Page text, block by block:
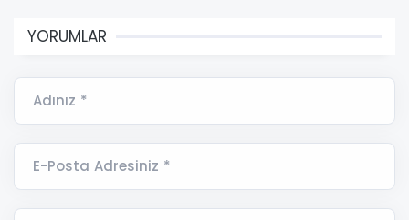
YORUMLAR
Adınız *
E-Posta Adresiniz *